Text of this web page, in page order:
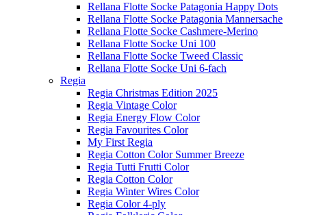
Rellana Flotte Socke Patagonia Happy Dots
Rellana Flotte Socke Patagonia Mannersache
Rellana Flotte Socke Cashmere-Merino
Rellana Flotte Socke Uni 100
Rellana Flotte Socke Tweed Classic
Rellana Flotte Socke Uni 6-fach
Regia
Regia Christmas Edition 2025
Regia Vintage Color
Regia Energy Flow Color
Regia Favourites Color
My First Regia
Regia Cotton Color Summer Breeze
Regia Tutti Frutti Color
Regia Cotton Color
Regia Winter Wires Color
Regia Color 4-ply